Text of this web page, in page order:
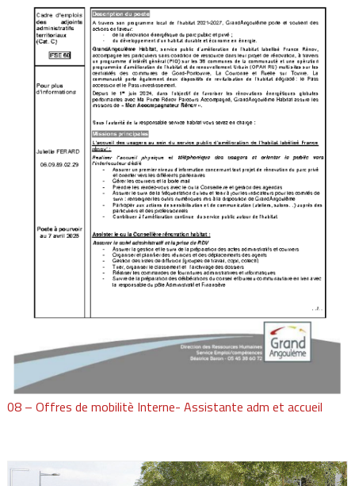
08 – Offres de mobilitè Interne- Assistante adm et accueil